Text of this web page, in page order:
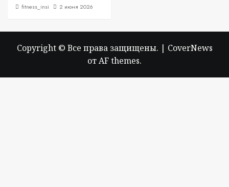
fitness_insi 2 июня 2026
Copyright © Все права защищены. | CoverNews
от AF themes.